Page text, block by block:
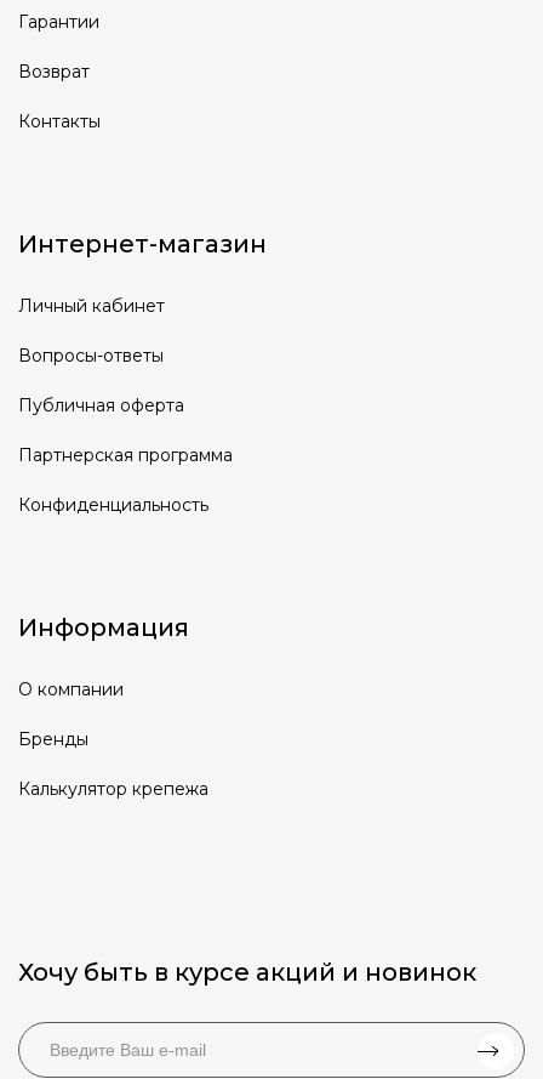
Гарантии
Возврат
Контакты
Интернет-магазин
Личный кабинет
Вопросы-ответы
Публичная оферта
Партнерская программа
Конфиденциальность
Информация
О компании
Бренды
Калькулятор крепежа
Хочу быть в курсе акций и новинок